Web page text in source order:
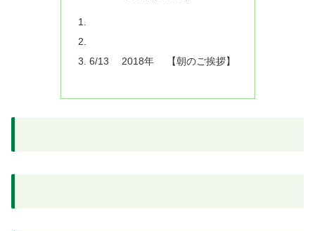
6/13 2018年 【朝のご挨拶】